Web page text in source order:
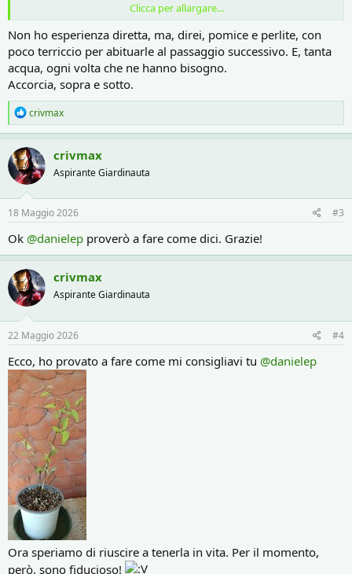
Quale può essere il problema? Secondo me, non riesco a gestire
correttamente il passaggio dalla sola acqua alla terra. Cosa mi
consigliate di fare e dove dovrei porre più attenzione?
Ad esempio, ora mi ritrovo queste due talee di spirea in piena acqua
e vorrei metterle in un vaso, visto che mi sembra che l'apparato
radicale sia ben sviluppato e considerando che sono già 2-3 anni che
si trovano lì.
Vedi l'allegato 817641Vedi l'allegato 817640
Come dovrei fare per benino questo passaggio? Che composto
dovrei utilizzare? Io generalmente utilizzo il solito terriccio
universale e lo miscelo con una buona percentuale di perlite.
Clicca per allargare...
Non ho esperienza diretta, ma, direi, pomice e perlite, con
poco terriccio per abituarle al passaggio successivo. E, tanta
acqua, ogni volta che ne hanno bisogno.
Accorcia, sopra e sotto.
R
e
a
c
t
i
o
n
s
:
crivmax
crivmax
Aspirante Giardinauta
18 Maggio 2026 #3
Ok @danielep proverò a fare come dici. Grazie!
crivmax
Aspirante Giardinauta
22 Maggio 2026 #4
Ecco, ho provato a fare come mi consigliavi tu @danielep
Ora speriamo di riuscire a tenerla in vita. Per il momento,
però, sono fiducioso!